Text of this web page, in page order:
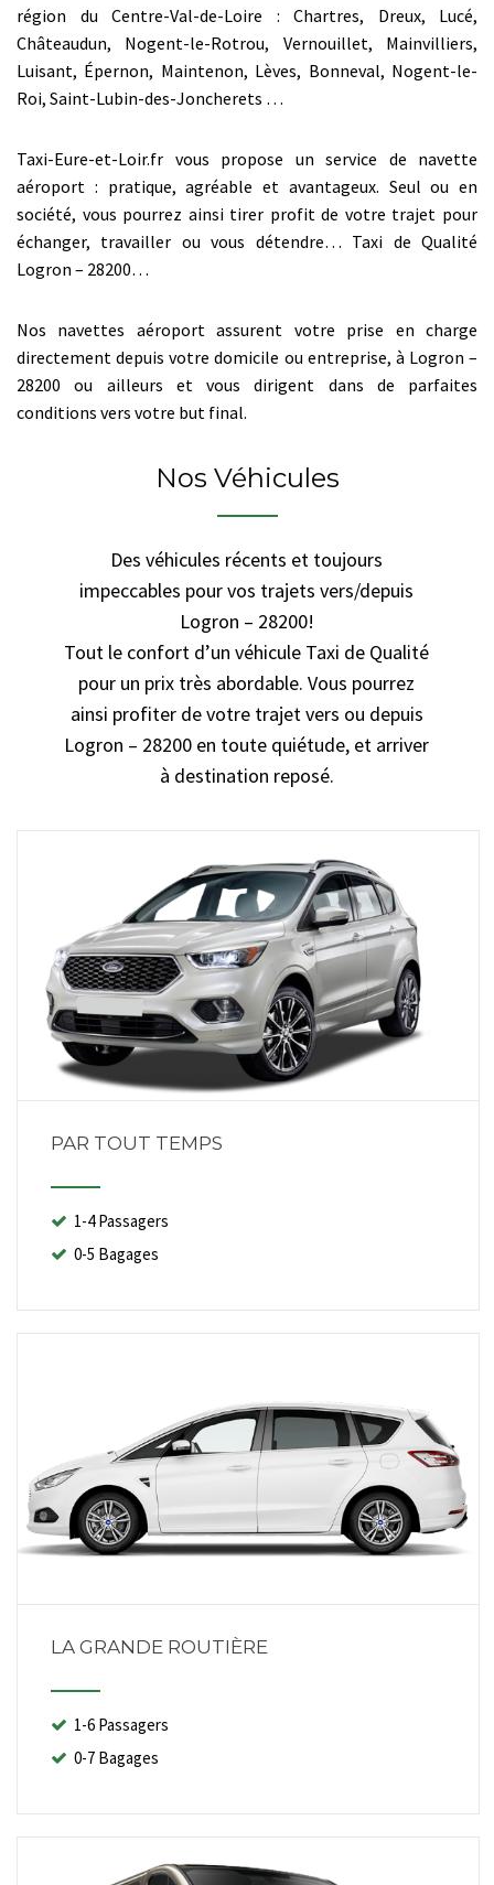
région du Centre-Val-de-Loire : Chartres, Dreux, Lucé,
Châteaudun, Nogent-le-Rotrou, Vernouillet, Mainvilliers,
Luisant, Épernon, Maintenon, Lèves, Bonneval, Nogent-le-
Roi, Saint-Lubin-des-Joncherets …
Taxi-Eure-et-Loir.fr vous propose un service de navette
aéroport : pratique, agréable et avantageux. Seul ou en
société, vous pourrez ainsi tirer profit de votre trajet pour
échanger, travailler ou vous détendre… Taxi de Qualité
Logron – 28200…
Nos navettes aéroport assurent votre prise en charge
directement depuis votre domicile ou entreprise, à Logron –
28200 ou ailleurs et vous dirigent dans de parfaites
conditions vers votre but final.
Nos Véhicules
Des véhicules récents et toujours
impeccables pour vos trajets vers/depuis
Logron – 28200!
Tout le confort d’un véhicule Taxi de Qualité
pour un prix très abordable. Vous pourrez
ainsi profiter de votre trajet vers ou depuis
Logron – 28200 en toute quiétude, et arriver
à destination reposé.
PAR TOUT TEMPS
1-4 Passagers
0-5 Bagages
LA GRANDE ROUTIÈRE
1-6 Passagers
0-7 Bagages